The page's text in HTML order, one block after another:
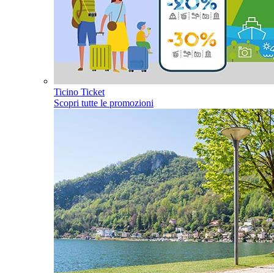
Ticino Ticket
Scopri tutte le promozioni